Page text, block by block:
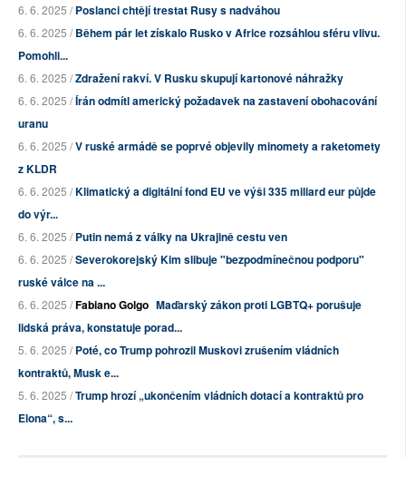
6. 6. 2025 /Poslanci chtějí trestat Rusy s nadváhou
6. 6. 2025 /Během pár let získalo Rusko v Africe rozsáhlou sféru vlivu.
Pomohli...
6. 6. 2025 /Zdražení rakví. V Rusku skupují kartonové náhražky
6. 6. 2025 /Írán odmítl americký požadavek na zastavení obohacování
uranu
6. 6. 2025 /V ruské armádě se poprvé objevily minomety a raketomety
z KLDR
6. 6. 2025 /Klimatický a digitální fond EU ve výši 335 miliard eur půjde
do výr...
6. 6. 2025 /Putin nemá z války na Ukrajině cestu ven
6. 6. 2025 /Severokorejský Kim slibuje "bezpodmínečnou podporu"
ruské válce na ...
6. 6. 2025 /Fabiano Golgo Maďarský zákon proti LGBTQ+ porušuje
lidská práva, konstatuje porad...
5. 6. 2025 /Poté, co Trump pohrozil Muskovi zrušením vládních
kontraktů, Musk e...
5. 6. 2025 /Trump hrozí „ukončením vládních dotací a kontraktů pro
Elona“, s...